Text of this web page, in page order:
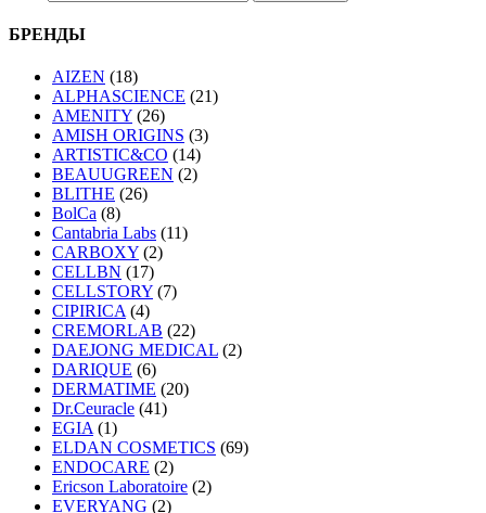
БРЕНДЫ
AIZEN (18)
ALPHASCIENCE (21)
AMENITY (26)
AMISH ORIGINS (3)
ARTISTIC&CO (14)
BEAUUGREEN (2)
BLITHE (26)
BolCa (8)
Cantabria Labs (11)
CARBOXY (2)
CELLBN (17)
CELLSTORY (7)
CIPIRICA (4)
CREMORLAB (22)
DAEJONG MEDICAL (2)
DARIQUE (6)
DERMATIME (20)
Dr.Ceuracle (41)
EGIA (1)
ELDAN COSMETICS (69)
ENDOCARE (2)
Ericson Laboratoire (2)
EVERYANG (2)